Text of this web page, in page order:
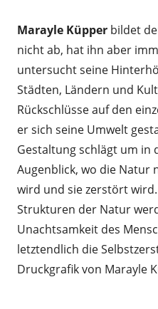
Marayle Küpper bildet
nicht ab, hat ihn aber
untersucht seine
Städten, Ländern und
Rückschlüsse auf den
er sich seine Umwelt
Gestaltung schlägt um in
Augenblick, wo die
wird und sie zerstört
Strukturen der Natur
Unachtsamkeit des
letztendlich die
Druckgrafik von Marayle